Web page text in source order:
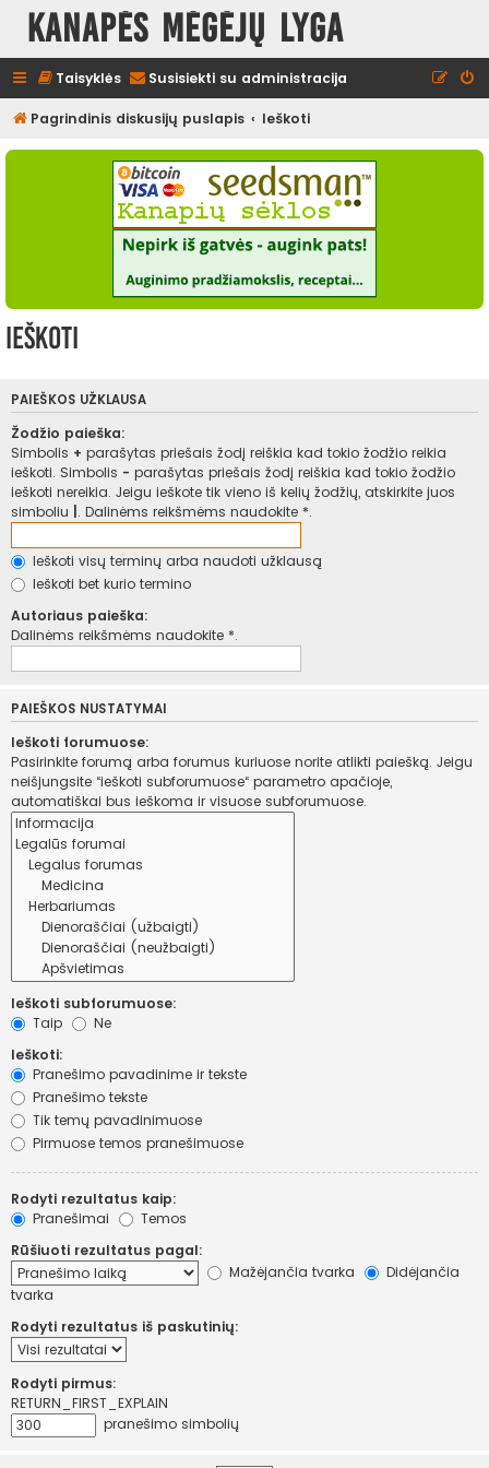
Kanapės mėgėjų lyga
Taisyklės Susisiekti su administracija
Pagrindinis diskusijų puslapis Ieškoti
Ieškoti
PAIEŠKOS UŽKLAUSA
Žodžio paieška:
Simbolis + parašytas priešais žodį reiškia kad tokio žodžio reikia
ieškoti. Simbolis - parašytas priešais žodį reiškia kad tokio žodžio
ieškoti nereikia. Jeigu ieškote tik vieno iš kelių žodžių, atskirkite juos
simboliu . Dalinėms reikšmėms naudokite *.
Ieškoti visų terminų arba naudoti užklausą
Ieškoti bet kurio termino
Autoriaus paieška:
Dalinėms reikšmėms naudokite *.
PAIEŠKOS NUSTATYMAI
Ieškoti forumuose:
Pasirinkite forumą arba forumus kuriuose norite atlikti paiešką. Jeigu
neišjungsite “ieškoti subforumuose“ parametro apačioje,
automatiškai bus ieškoma ir visuose subforumuose.
Ieškoti subforumuose:
Taip
Ne
Ieškoti:
Pranešimo pavadinime ir tekste
Pranešimo tekste
Tik temų pavadinimuose
Pirmuose temos pranešimuose
Rodyti rezultatus kaip:
Pranešimai
Temos
Rūšiuoti rezultatus pagal:
Mažėjančia tvarka
Didėjančia
tvarka
Rodyti rezultatus iš paskutinių:
Rodyti pirmus:
RETURN_FIRST_EXPLAIN
pranešimo simbolių